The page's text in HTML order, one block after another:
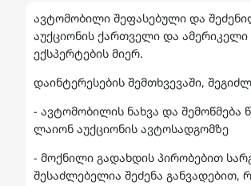
ავტომობილი შეფასებული და
აუქციონის ქართველი და ამერიკელი
ექსპერტების მიერ.
დაინტერესების შემთხვევაში,
- ავტომობილის ნახვა და შემოწმება
ლაიონ აუქციონის ავტოსადგომზე
- მოქნილი გადახდის პირობებით
შესაძლებელია შეძენა განვადებით,